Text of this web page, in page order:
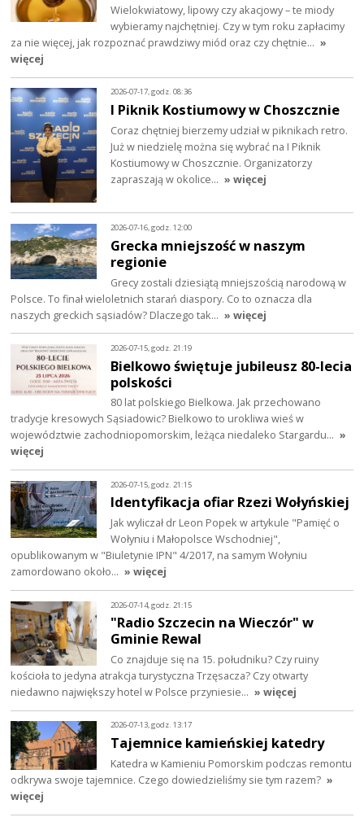
Wielokwiatowy, lipowy czy akacjowy – te miody
wybieramy najchętniej. Czy w tym roku zapłacimy
za nie więcej, jak rozpoznać prawdziwy miód oraz czy chętnie… »
więcej
2026-07-17, godz. 08:36
I Piknik Kostiumowy w Choszcznie
Coraz chętniej bierzemy udział w piknikach retro.
Już w niedzielę można się wybrać na I Piknik
Kostiumowy w Choszcznie. Organizatorzy
zapraszają w okolice… » więcej
2026-07-16, godz. 12:00
Grecka mniejszość w naszym
regionie
Grecy zostali dziesiątą mniejszością narodową w
Polsce. To finał wieloletnich starań diaspory. Co to oznacza dla
naszych greckich sąsiadów? Dlaczego tak… » więcej
2026-07-15, godz. 21:19
Bielkowo świętuje jubileusz 80-lecia
polskości
80 lat polskiego Bielkowa. Jak przechowano
tradycje kresowych Sąsiadowic? Bielkowo to urokliwa wieś w
województwie zachodniopomorskim, leżąca niedaleko Stargardu… »
więcej
2026-07-15, godz. 21:15
Identyfikacja ofiar Rzezi Wołyńskiej
Jak wyliczał dr Leon Popek w artykule "Pamięć o
Wołyniu i Małopolsce Wschodniej",
opublikowanym w "Biuletynie IPN" 4/2017, na samym Wołyniu
zamordowano około… » więcej
2026-07-14, godz. 21:15
"Radio Szczecin na Wieczór" w
Gminie Rewal
Co znajduje się na 15. południku? Czy ruiny
kościoła to jedyna atrakcja turystyczna Trzęsacza? Czy otwarty
niedawno największy hotel w Polsce przyniesie… » więcej
2026-07-13, godz. 13:17
Tajemnice kamieńskiej katedry
Katedra w Kamieniu Pomorskim podczas remontu
odkrywa swoje tajemnice. Czego dowiedzieliśmy sie tym razem? »
więcej